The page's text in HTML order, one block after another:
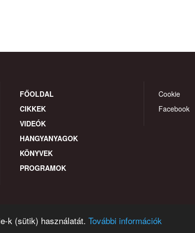
k (sütik) használatát. További információk
FŐOLDAL
CIKKEK
VIDEÓK
HANGYANYAGOK
KÖNYVEK
PROGRAMOK
Cookie
Facebook
© 2026 gyereahogyvagy. Minden jog